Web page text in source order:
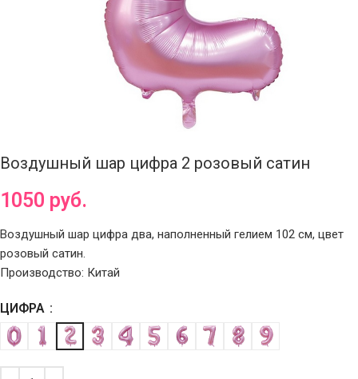
Воздушный шар цифра 2 розовый сатин
1050 руб.
Воздушный шар цифра два, наполненный гелием 102 см, цвет
розовый сатин.
Производство: Китай
ЦИФРА